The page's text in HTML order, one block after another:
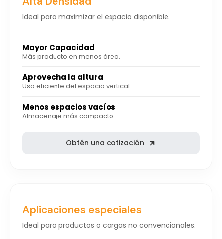
Ideal para maximizar el espacio disponible.
Mayor Capacidad
Más producto en menos área.
Aprovecha la altura
Uso eficiente del espacio vertical.
Menos espacios vacíos
Almacenaje más compacto.
Obtén una cotización
Aplicaciones especiales
Ideal para productos o cargas no convencionales.